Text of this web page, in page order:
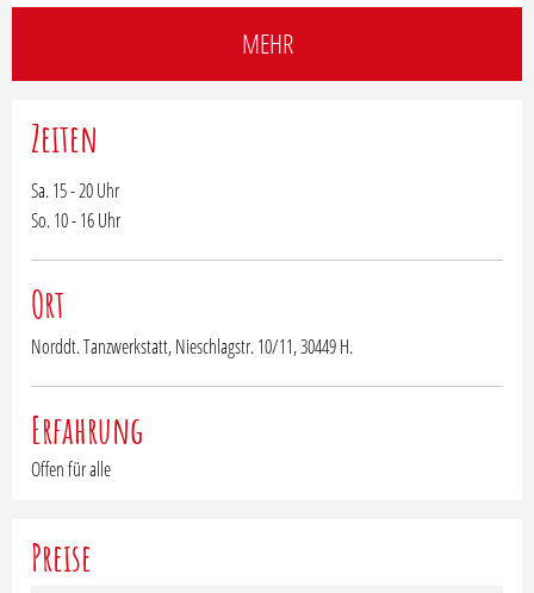
MEHR
Zeiten
Sa. 15 - 20 Uhr
So. 10 - 16 Uhr
Ort
Norddt. Tanzwerkstatt, Nieschlagstr. 10/11, 30449 H.
Erfahrung
Offen für alle
Preise